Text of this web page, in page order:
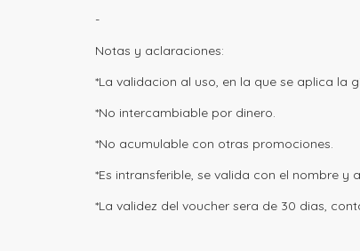
-
Notas y aclaraciones:
*La validacion al uso, en la que se aplica la
*No intercambiable por dinero.
*No acumulable con otras promociones.
*Es intransferible, se valida con el nombre y
*La validez del voucher sera de 30 dias,